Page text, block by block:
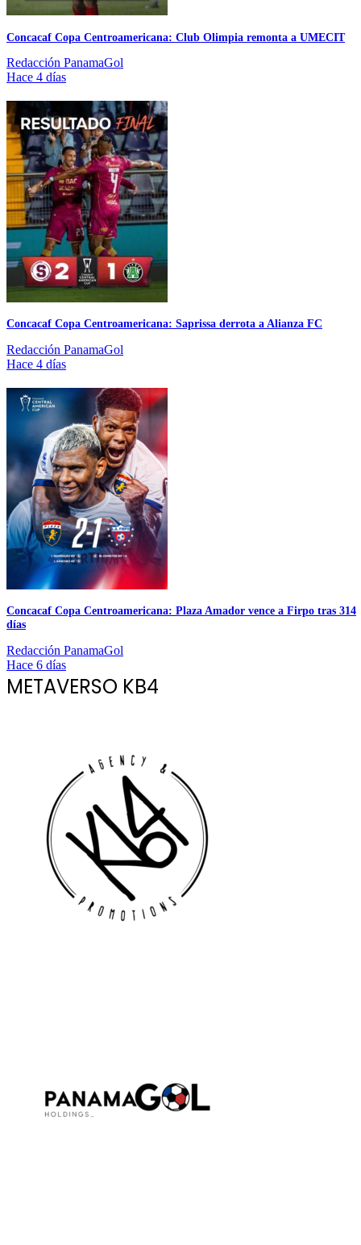
Concacaf Copa Centroamericana: Club Olimpia remonta a UMECIT
Redacción PanamaGol
Hace 4 días
Concacaf Copa Centroamericana: Saprissa derrota a Alianza FC
Redacción PanamaGol
Hace 4 días
Concacaf Copa Centroamericana: Plaza Amador vence a Firpo tras 314
días
Redacción PanamaGol
Hace 6 días
METAVERSO KB4